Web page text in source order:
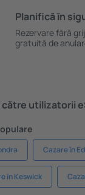
Planifică ȋn
Rezervare fără
gratuită de
către utilizatorii
Cazare în
în Keswick